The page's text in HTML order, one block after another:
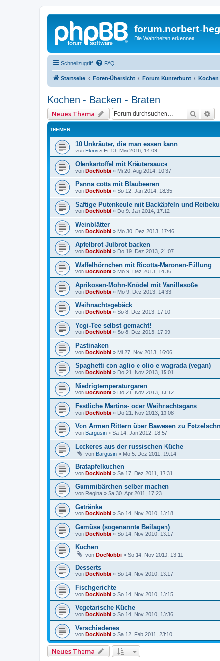
forum.norbert-
Die Wahrheiten erkennen....
Schnellzugriff FAQ
Startseite Foren-Übersicht Forum Kunterbunt Kochen
Kochen - Backen - Braten
Neues Thema Suche
THEMEN
10 Unkräuter, die man essen kann
von Flora » Fr 13. Mai 2016, 14:09
Ofenkartoffel mit Kräutersauce
von DocNobbi » Mi 20. Aug 2014, 10:37
Panna cotta mit Blaubeeren
von DocNobbi » So 12. Jan 2014, 18:35
Saftige Putenkeule mit Backäpfeln und
von DocNobbi » Do 9. Jan 2014, 17:12
Weinblätter
von DocNobbi » Mo 30. Dez 2013, 17:46
Apfelbrot Julbrot backen
von DocNobbi » Do 19. Dez 2013, 21:07
Waffelhörnchen mit Ricotta-Maronen-Füllung
von DocNobbi » Mo 9. Dez 2013, 14:36
Aprikosen-Mohn-Knödel mit Vanillesoße
von DocNobbi » Mo 9. Dez 2013, 14:33
Weihnachtsgebäck
von DocNobbi » So 8. Dez 2013, 17:10
Yogi-Tee selbst gemacht!
von DocNobbi » So 8. Dez 2013, 17:09
Pastinaken
von DocNobbi » Mi 27. Nov 2013, 16:06
Spaghetti con aglio e olio e wagrada (vegan)
von DocNobbi » Do 21. Nov 2013, 15:01
Niedrigtemperaturgaren
von DocNobbi » Do 21. Nov 2013, 13:12
Festliche Martins- oder Weihnachtsgans
von DocNobbi » Do 21. Nov 2013, 13:08
Von Armen Rittern über Bawesen zu
von Bargusin » Sa 14. Jan 2012, 18:57
Leckeres aus der russischen Küche
von Bargusin » Mo 5. Dez 2011, 19:14
Bratapfelkuchen
von DocNobbi » Sa 17. Dez 2011, 17:31
Gummibärchen selber machen
von Regina » Sa 30. Apr 2011, 17:23
Getränke
von DocNobbi » So 14. Nov 2010, 13:18
Gemüse (sogenannte Beilagen)
von DocNobbi » So 14. Nov 2010, 13:17
Kuchen
von DocNobbi » So 14. Nov 2010, 13:11
Desserts
von DocNobbi » So 14. Nov 2010, 13:17
Fischgerichte
von DocNobbi » So 14. Nov 2010, 13:15
Vegetarische Küche
von DocNobbi » So 14. Nov 2010, 13:36
Verschiedenes
von DocNobbi » Sa 12. Feb 2011, 23:10
Neues Thema